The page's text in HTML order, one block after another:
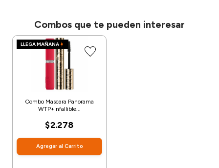
Combos que te pueden interesar
LLEGA MAÑANA
Combo Mascara Panorama
WTP+Infallible...
$2.278
Agregar al Carrito